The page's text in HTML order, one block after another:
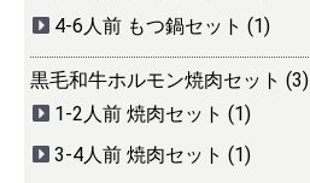
4-6人前 もつ鍋セット (1)
黒毛和牛ホルモン焼肉セット (3)
1-2人前 焼肉セット (1)
3-4人前 焼肉セット (1)